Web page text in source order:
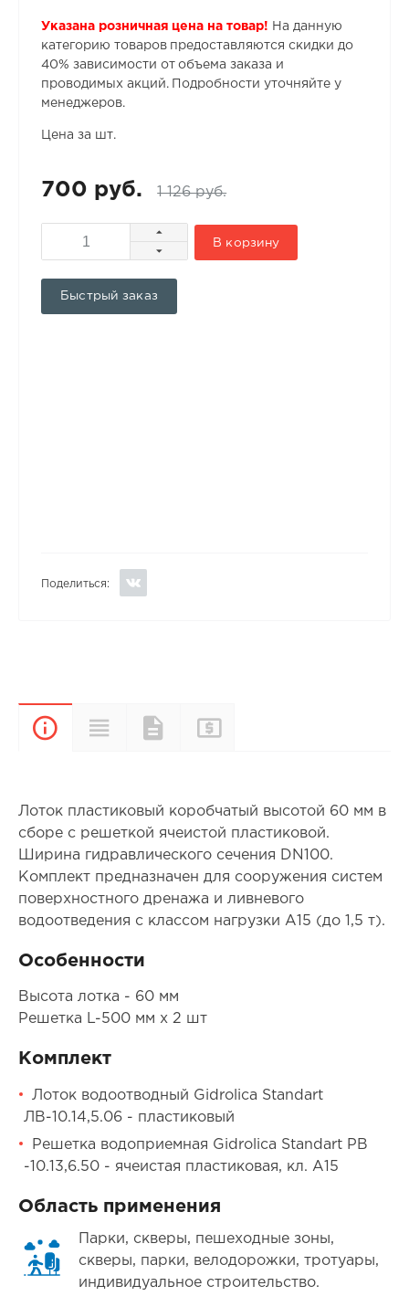
Указана розничная цена на товар! На данную
категорию товаров предоставляются скидки до
40% зависимости от объема заказа и
проводимых акций. Подробности уточняйте у
менеджеров.
Цена за шт.
700 руб. 1 126 руб.
В корзину
Быстрый заказ
Поделиться:
ОписаниеХарактеристики
Документы
Лоток пластиковый коробчатый высотой 60 мм в
сборе с решеткой ячеистой пластиковой.
Ширина гидравлического сечения DN100.
Комплект предназначен для сооружения систем
поверхностного дренажа и ливневого
водоотведения с классом нагрузки А15 (до 1,5 т).
Особенности
Высота лотка - 60 мм
Решетка L-500 мм х 2 шт
Комплект
Лоток водоотводный Gidrolica Standart
ЛВ-10.14,5.06 - пластиковый
Решетка водоприемная Gidrolica Standart РВ
-10.13,6.50 - ячеистая пластиковая, кл. А15
Область применения
Парки, скверы, пешеходные зоны,
скверы, парки, велодорожки, тротуары,
индивидуальное строительство.